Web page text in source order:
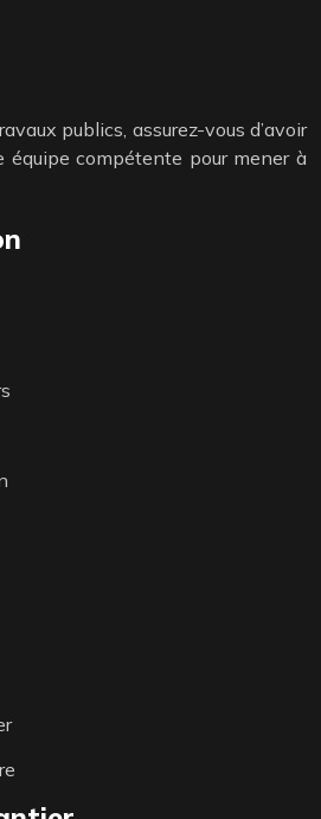
publics, assurez-vous d’avoir
compétente pour mener à